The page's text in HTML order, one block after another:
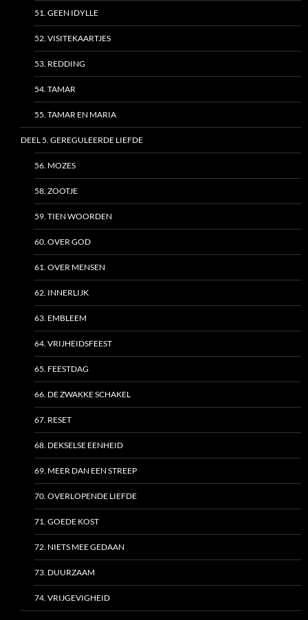
51. GEEN IDYLLE
52. VISITEKAARTJES
53. REDDING
54. TAMAR
55. TAMAR EN MARIA
DEEL 5. GEREGULEERDE LIEFDE
56. MOZES
58. ZOOTJE
59. TIEN WOORDEN
60. OVER GOD
61. OVER MENSEN
62. INNERLIJK
63. EMBLEEM
64. VRIJHEIDSFEEST
65. FEESTDAG
66. DE ZWAKKE SCHAKEL
67. RESET
68. DEKSELSE EENHEID
69. MEER DAN EEN STREEP
70. OVERLOPENDE LIEFDE
71. GOEDE KOST
72. NIETS MEE GEDAAN
73. DUURZAAM
74. VRIJGEVIGHEID